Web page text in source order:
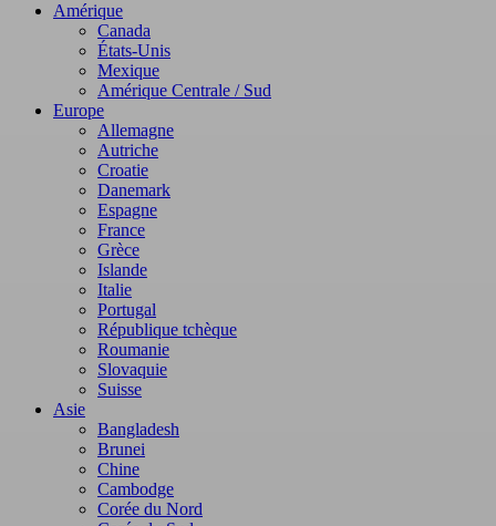
Amérique
Canada
États-Unis
Mexique
Amérique Centrale / Sud
Europe
Allemagne
Autriche
Croatie
Danemark
Espagne
France
Grèce
Islande
Italie
Portugal
République tchèque
Roumanie
Slovaquie
Suisse
Asie
Bangladesh
Brunei
Chine
Cambodge
Corée du Nord